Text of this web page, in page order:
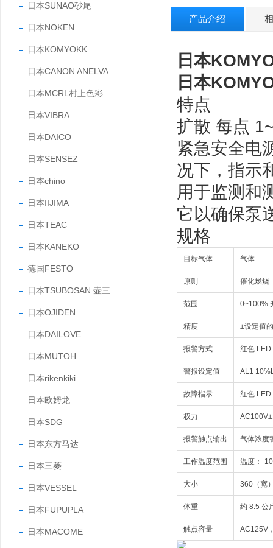
日本SUNAO砂尾
日本NOKEN
日本KOMYOKK
日本CANON ANELVA
日本MCRL村上色彩
日本VIBRA
日本DAICO
日本SENSEZ
日本chino
日本IIJIMA
日本TEAC
日本KANEKO
德国FESTO
日本TSUBOSAN 壶三
日本OJIDEN
日本DAILOVE
日本MUTOH
日本rikenkiki
日本欧姆龙
日本SDG
日本东方马达
日本三菱
日本VESSEL
日本FUPUPLA
日本MACOME
产品介绍
日本
日本
特点
扩散 每点
紧急安全电
况下，指示
用于监测和
它以确保泵
规格
目标气体 气体
原则 催化燃烧
范围 0~100%
精度 ±设定值
报警方式 红色 LED
警报设定值 AL1
故障指示 红色 LED
权力
报警触点输出 气体浓度
工作温度范围 温度：-
大小 360（宽
体重 约 8.5 公
触点容量 AC125V